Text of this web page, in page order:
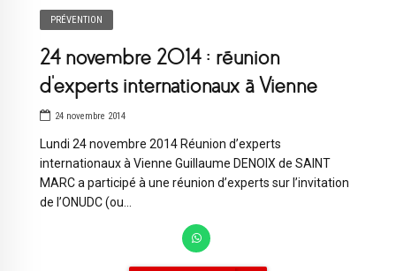
PRÉVENTION
24 novembre 2014 : réunion
d’experts internationaux à Vienne
24 novembre 2014
Lundi 24 novembre 2014 Réunion d’experts
internationaux à Vienne Guillaume DENOIX de SAINT
MARC a participé à une réunion d’experts sur l’invitation
de l’ONUDC (ou...